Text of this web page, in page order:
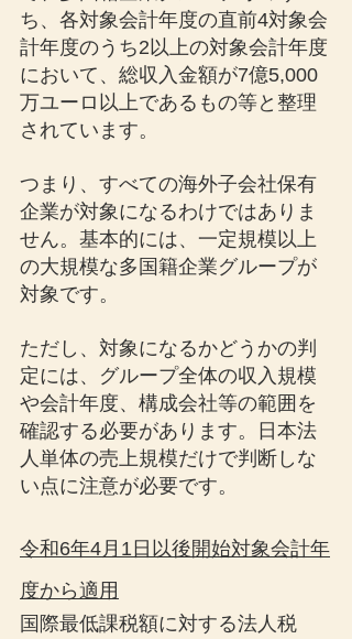
ち、各対象会計年度の直前4対象会
計年度のうち2以上の対象会計年度
において、総収入金額が7億5,000
万ユーロ以上であるもの等と整理
されています。
つまり、すべての海外子会社保有
企業が対象になるわけではありま
せん。基本的には、一定規模以上
の大規模な多国籍企業グループが
対象です。
ただし、対象になるかどうかの判
定には、グループ全体の収入規模
や会計年度、構成会社等の範囲を
確認する必要があります。日本法
人単体の売上規模だけで判断しな
い点に注意が必要です。
令和6年4月1日以後開始対象会計年
度から適用
国際最低課税額に対する法人税